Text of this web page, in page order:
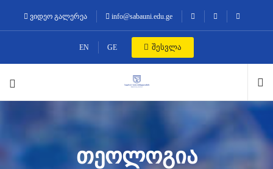
ვიდეო გალერეა info@sabauni.edu.ge
EN GE შესვლა
ᲗᲔᲝᲚᲝᲒᲘᲐ